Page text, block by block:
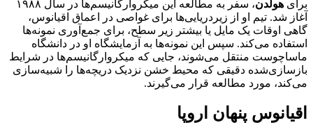
برای هولدن
، سفر به مطالعه این میکروارگانیسم‌ها در سال ۱۹۸۸
آغاز شد. تیم او از زیردریایی‌ها برای غواصی در اعماق اقیانوس،
گاهی اوقات یک مایل یا بیشتر زیر سطح، برای جمع‌آوری نمونه‌ها
استفاده می‌کند. سپس این نمونه‌ها به آزمایشگاه او در دانشگاه
ماساچوست منتقل می‌شوند، جایی که میکروارگانیسم‌ها در شرایط
بازسازی‌شده دقیقی که محیط خشن نزدیک دریچه‌ها را شبیه‌سازی
می‌کند، مورد مطالعه قرار می‌گیرند.
اقیانوس پنهان اروپا